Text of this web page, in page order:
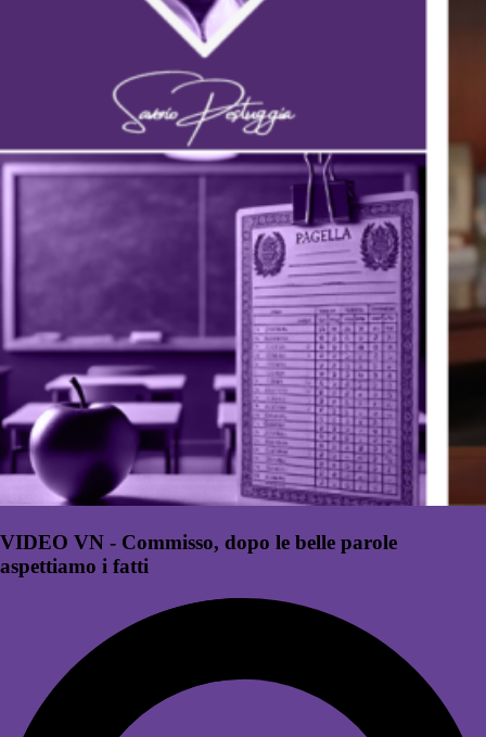
VIDEO VN - Commisso, dopo le belle parole
aspettiamo i fatti